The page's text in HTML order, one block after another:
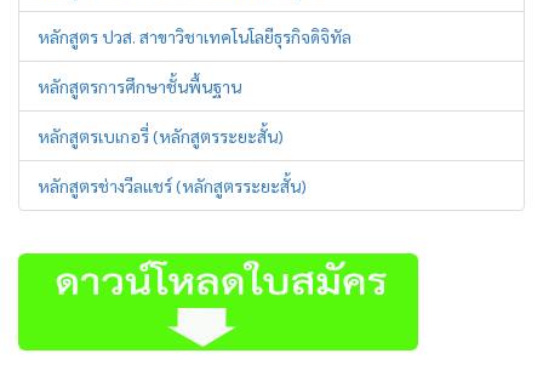
หลักสูตร ปวส. สาขาวิชาเทคโนโลยีธุรกิจดิจิทัล
หลักสูตรการศึกษาชั้นพื้นฐาน
หลักสูตรเบเกอรี่ (หลักสูตรระยะสั้น)
หลักสูตรช่างวีลแชร์ (หลักสูตรระยะสั้น)